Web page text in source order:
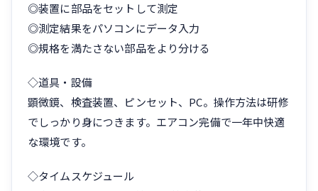
◎装置に部品をセットして測定
◎測定結果をパソコンにデータ入力
◎規格を満たさない部品をより分ける
◇道具・設備
顕微鏡、検査装置、ピンセット、PC。操作方法は研修
でしっかり身につきます。エアコン完備で一年中快適
な環境です。
◇タイムスケジュール